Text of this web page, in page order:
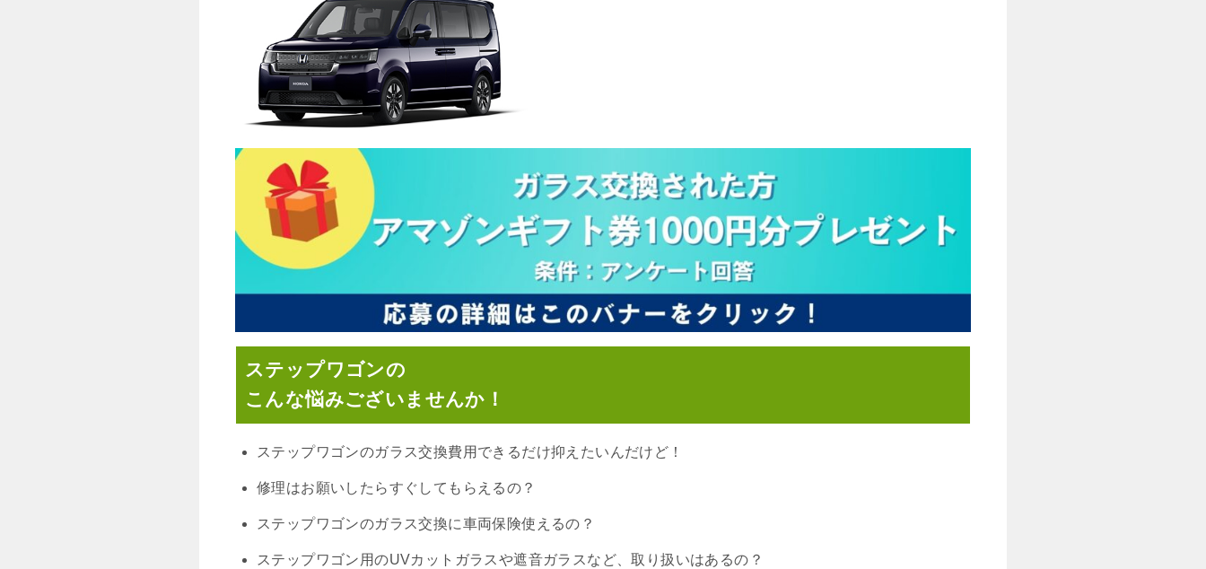
ステップワゴンの
こんな悩みございませんか！
ステップワゴンのガラス交換費用できるだけ抑えたいんだけど！
修理はお願いしたらすぐしてもらえるの？
ステップワゴンのガラス交換に車両保険使えるの？
ステップワゴン用のUVカットガラスや遮音ガラスなど、取り扱いはあるの？